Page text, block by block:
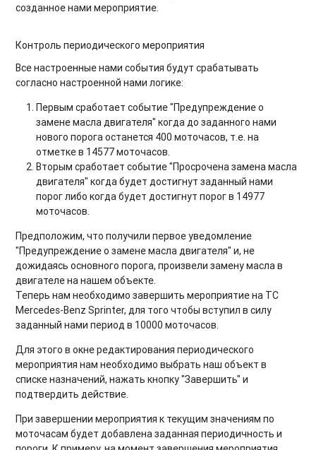
созданное нами мероприятие.
Контроль периодического мероприятия
Все настроенные нами события будут срабатывать
согласно настроенной нами логике:
Первым сработает событие "Предупреждение о
замене масла двигателя" когда до заданного нами
нового порога останется 400 моточасов, т.е. на
отметке в 14577 моточасов.
Вторым сработает событие "Просрочена замена масла
двигателя" когда будет достигнут заданный нами
порог либо когда будет достигнут порог в 14977
моточасов.
Предположим, что получили первое уведомление
"Предупреждение о замене масла двигателя" и, не
дожидаясь основного порога, произвели замену масла в
двигателе на нашем объекте.
Теперь нам необходимо завершить мероприятие на ТС
Mercedes-Benz Sprinter, для того чтобы вступил в силу
заданный нами период в 10000 моточасов.
Для этого в окне редактирования периодического
мероприятия нам необходимо выбрать наш объект в
списке назначений, нажать кнопку "Завершить" и
подтвердить действие.
При завершении мероприятия к текущим значениям по
моточасам будет добавлена заданная периодичность и